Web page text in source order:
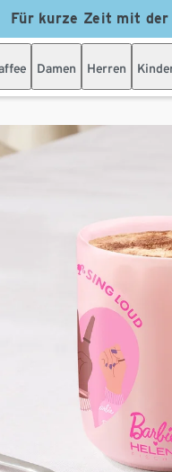
Für kurze Zeit mit
Damen Herren